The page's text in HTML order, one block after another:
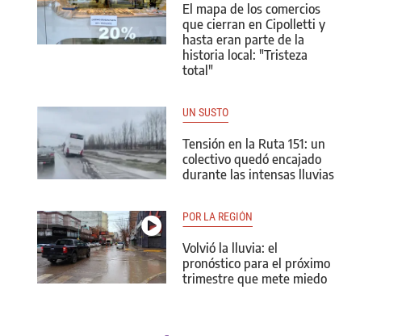
El mapa de los comercios
que cierran en Cipolletti y
hasta eran parte de la
historia local: "Tristeza
total"
UN SUSTO
Tensión en la Ruta 151: un
colectivo quedó encajado
durante las intensas lluvias
POR LA REGIÓN
Volvió la lluvia: el
pronóstico para el próximo
trimestre que mete miedo